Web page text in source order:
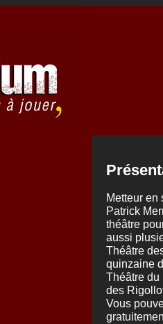
Metteur en
Patrick
théâtre
aussi
Théâtre
quinzaine
Théâtre du
des
Vous